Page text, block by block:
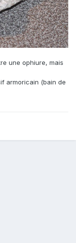
une ophiure, mais
armoricain (bain de